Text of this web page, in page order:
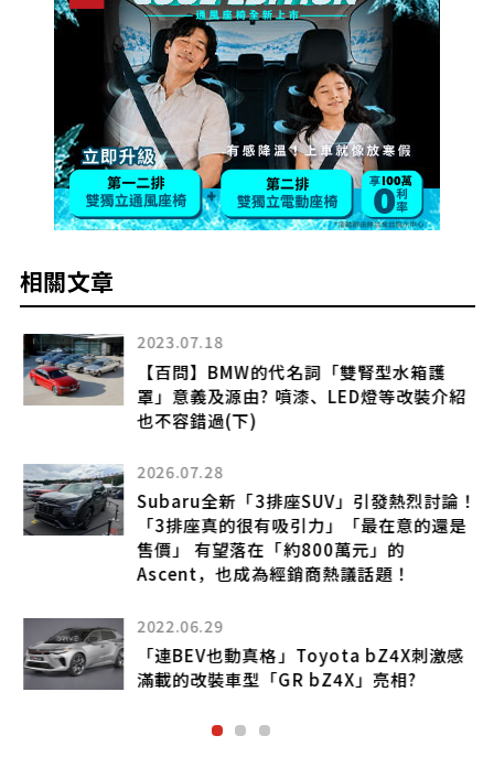
相關文章
2023.07.18
【百問】BMW的代名詞「雙腎型水箱護
罩」意義及源由? 噴漆、LED燈等改裝介紹
也不容錯過(下)
2026.07.28
Subaru全新「3排座SUV」引發熱烈討論！
「3排座真的很有吸引力」「最在意的還是
售價」 有望落在「約800萬元」的
Ascent，也成為經銷商熱議話題！
2022.06.29
「連BEV也動真格」Toyota bZ4X刺激感
滿載的改裝車型「GR bZ4X」亮相?